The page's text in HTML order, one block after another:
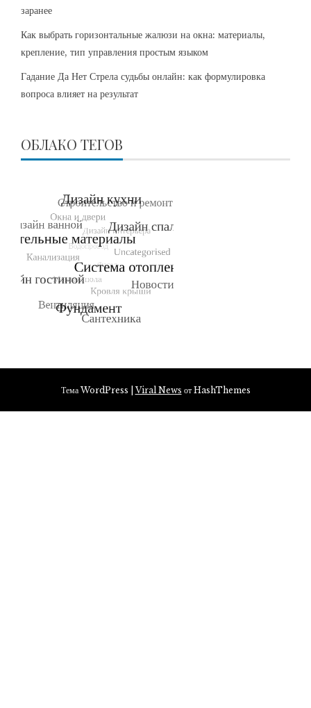
заранее
Как выбрать горизонтальные жалюзи на окна: материалы,
крепление, тип управления простым языком
Гадание Да Нет Стрела судьбы онлайн: как формулировка
вопроса влияет на результат
ОБЛАКО ТЕГОВ
Тема WordPress |Viral News от HashThemes